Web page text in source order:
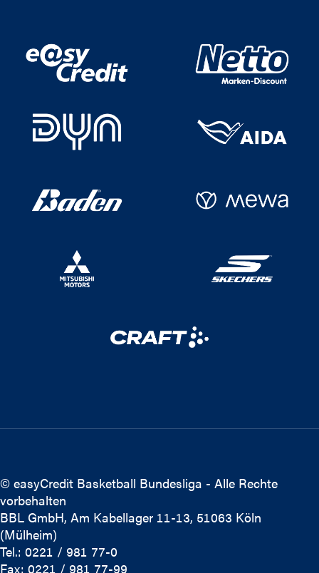
© easyCredit Basketball Bundesliga - Alle Rechte
vorbehalten
BBL GmbH, Am Kabellager 11-13, 51063 Köln
(Mülheim)
Tel.: 0221 / 981 77-0
Fax: 0221 / 981 77-99